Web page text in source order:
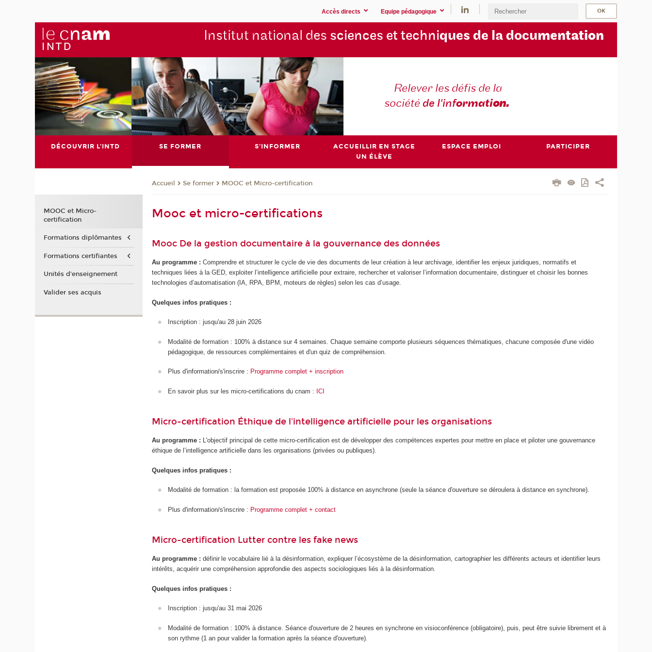
Accès directs Equipe pédagogique
Institut national des sciences et techniques de la documentation
Relever les défis de la
sociétéde l'information.
DÉCOUVRIR L'INTD SE FORMER S'INFORMER
ACCUEILLIR EN STAGE
UN ÉLÈVE
ESPACE EMPLOI PARTICIPER
Accueil Se former MOOC et Micro-certification
Mooc et micro-certifications
Mooc De la gestion documentaire à la gouvernance des données
Au programme :Comprendre et structurer le cycle de vie des documents de leur création à leur archivage, identifier les enjeux juridiques, normatifs et
techniques liées à la GED, exploiter l’intelligence artificielle pour extraire, rechercher et valoriser l’information documentaire, distinguer et choisir les bonnes
technologies d’automatisation (IA, RPA, BPM, moteurs de règles) selon les cas d’usage.
Quelques infos pratiques :
Inscription : jusqu'au 28 juin 2026
Modalité de formation : 100% à distance sur 4 semaines. Chaque semaine comporte plusieurs séquences thématiques, chacune composée d'une vidéo
pédagogique, de ressources complémentaires et d'un quiz de compréhension.
Plus d'information/s'inscrire : Programme complet + inscription
En savoir plus sur les micro-certifications du cnam : ICI
Micro-certification Éthique de l'intelligence artificielle pour les organisations
Au programme : L'objectif principal de cette micro-certification est de développer des compétences expertes pour mettre en place et piloter une gouvernance
éthique de l’intelligence artificielle dans les organisations (privées ou publiques).
Quelques infos pratiques :
Modalité de formation : la formation est proposée 100% à distance en asynchrone (seule la séance d'ouverture se déroulera à distance en synchrone).
Plus d'information/s'inscrire : Programme complet + contact
Micro-certification Lutter contre les fake news
Au programme :définir le vocabulaire lié à la désinformation, expliquer l’écosystème de la désinformation, cartographier les différents acteurs et identifier leurs
intérêts, acquérir une compréhension approfondie des aspects sociologiques liés à la désinformation.
Quelques infos pratiques :
Inscription : jusqu'au 31 mai 2026
Modalité de formation : 100% à distance. Séance d'ouverture de 2 heures en synchrone en visioconférence (obligatoire), puis, peut être suivie librement et à
son rythme (1 an pour valider la formation après la séance d'ouverture).
MOOC et Micro-
certification
Formations diplômantes
Formations certifiantes
Unités d'enseignement
Valider ses acquis